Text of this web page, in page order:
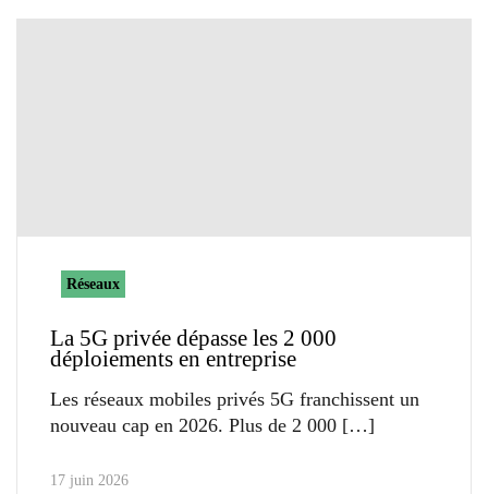
Réseaux
La 5G privée dépasse les 2 000
déploiements en entreprise
Les réseaux mobiles privés 5G franchissent un
nouveau cap en 2026. Plus de 2 000
17 juin 2026